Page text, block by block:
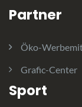
Partner
Öko-
Grafic-Center
Sport